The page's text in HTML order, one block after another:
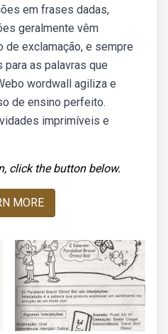
em frases dadas,
geralmente vêm
de exclamação, e sempre
as palavras que
wordwall agiliza e
de ensino perfeito.
imprimíveis e
click the button below.
MORE